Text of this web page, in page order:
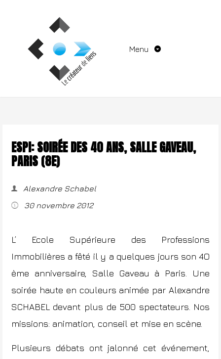
Menu
ESPI: SOIRÉE DES 40 ANS, SALLE GAVEAU,
PARIS (8E)
Alexandre Schabel
30 novembre 2012
L’ Ecole Supérieure des Professions
Immobilières a fêté il y a quelques jours son 4O
ème anniversaire, Salle Gaveau à Paris. Une
soirée haute en couleurs animée par Alexandre
SCHABEL devant plus de 500 spectateurs. Nos
missions: animation, conseil et mise en scène.
Plusieurs débats ont jalonné cet événement,